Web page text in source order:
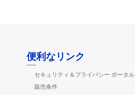
便利なリンク
セキュリティ＆プライバシー ポータル
販売条件